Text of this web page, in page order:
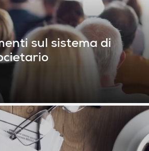
sul sistema di